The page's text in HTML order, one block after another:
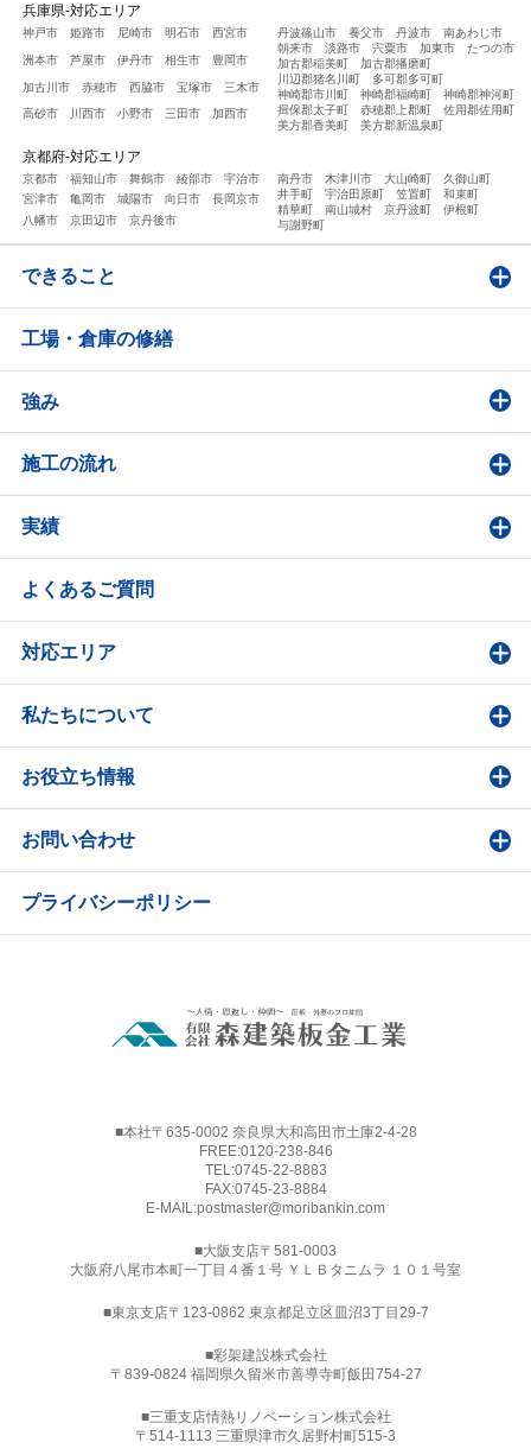
兵庫県-対応エリア
神戸市 姫路市 尼崎市 明石市 西宮市
洲本市 芦屋市 伊丹市 相生市 豊岡市
加古川市 赤穂市 西脇市 宝塚市 三木市
高砂市 川西市 小野市 三田市 加西市
丹波篠山市 養父市 丹波市
南あわじ市
朝来市
淡路市 宍粟市 加東市
たつの市
加古郡稲美町
加古郡播磨町
川辺郡猪名川町
多可郡多可町
神崎郡市川町
神崎郡福崎町
神崎郡神河町
揖保郡太子町
赤穂郡上郡町
佐用郡佐用町
美方郡香美町
美方郡新温泉町
京都府-対応エリア
京都市 福知山市 舞鶴市 綾部市
宇治市
宮津市
亀岡市 城陽市 向日市
長岡京市
八幡市
京田辺市 京丹後市
南丹市 木津川市 大山崎町
久御山町
井手町
宇治田原町 笠置町
和束町
精華町
南山城村 京丹波町
伊根町
与謝野町
できること
工場・倉庫の修繕
強み
施工の流れ
実績
よくあるご質問
対応エリア
私たちについて
お役立ち情報
お問い合わせ
プライバシーポリシー
■本社〒635-0002 奈良県大和高田市土庫2-4-28
FREE:0120-238-846
TEL:0745-22-8883
FAX:0745-23-8884
E-MAIL:postmaster@moribankin.com
■大阪支店〒581-0003
大阪府八尾市本町一丁目４番１号 ＹＬＢタニムラ １０１号室
■東京支店〒123-0862 東京都足立区皿沼3丁目29-7
■彩架建設株式会社
〒839-0824 福岡県久留米市善導寺町飯田754-27
■三重支店情熱リノベーション株式会社
〒514-1113 三重県津市久居野村町515-3